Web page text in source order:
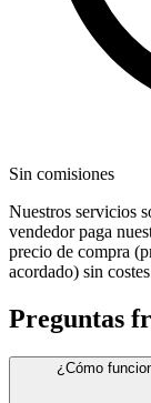
Sin comisiones
Nuestros servicios
vendedor paga
precio de compra
acordado) sin
Preguntas
¿Cómo